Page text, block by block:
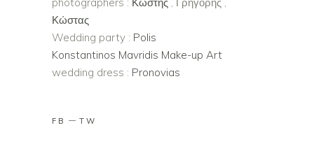
Κώστας
Wedding party : Polis
Konstantinos Mavridis Make-up Art
wedding dress : Pronovias
FB TW